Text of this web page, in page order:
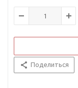
Поделиться